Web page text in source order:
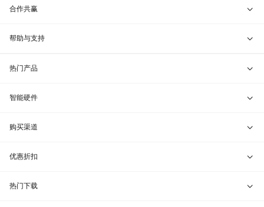
蒲公英客户端
蒲公英管理端
蒲公英服务器端
贝锐令牌
兑换码通道
教育折扣
合作共赢
开放平台
渠道合作
行业定制
帮助与支持
联系客服
VIP服务
远程协助
报告漏洞
网站地图
热门产品
贝锐向日葵 · 远程控制
贝锐蒲公英 · 异地组网
贝锐花生壳 · 动态域名
贝锐洋葱头 · 协作无间
智能硬件
贝锐向日葵硬件
贝锐蒲公英硬件
贝锐花生壳硬件
购买渠道
天猫旗舰店
京东旗舰店
优惠折扣
兑换码通道
热门下载